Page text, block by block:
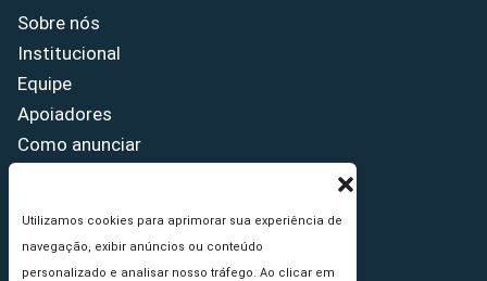
Utilizamos cookies para aprimorar sua experiência de
navegação, exibir anúncios ou conteúdo
personalizado e analisar nosso tráfego. Ao clicar em
Sobre nós
Institucional
Equipe
Apoiadores
Como anunciar
Princípios Editoriais